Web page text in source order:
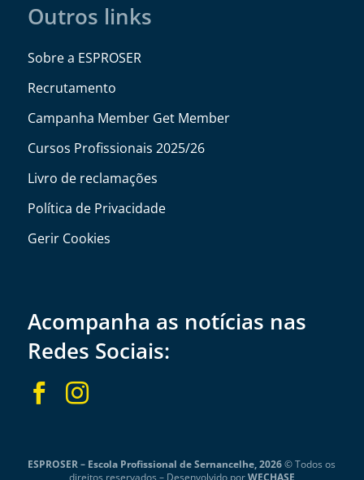
Outros links
Sobre a ESPROSER
Recrutamento
Campanha Member Get Member
Cursos Profissionais 2025/26
Livro de reclamações
Política de Privacidade
Gerir Cookies
Acompanha as notícias nas
Redes Sociais:
 
ESPROSER – Escola Profissional de Sernancelhe, 2026© Todos os
direitos reservados – Desenvolvido porWECHASE